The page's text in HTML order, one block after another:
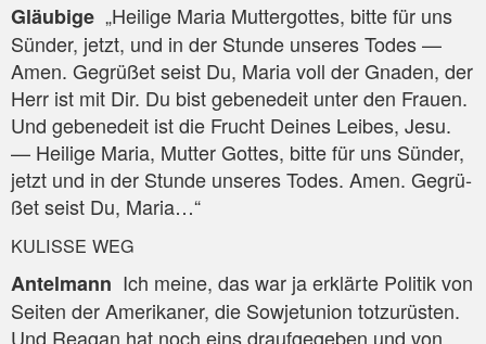
Gläu­bi­ge „Hei­li­ge Maria Mut­ter­got­tes, bit­te für uns
Sün­der, jetzt, und in der Stun­de unse­res Todes —
Amen. Gegrü­ßet seist Du, Maria voll der Gna­den, der
Herr ist mit Dir. Du bist gebe­ne­deit unter den Frau­en.
Und gebe­ne­deit ist die Frucht Dei­nes Lei­bes, Jesu.
— Hei­li­ge Maria, Mut­ter Got­tes, bit­te für uns Sün­der,
jetzt und in der Stun­de unse­res Todes. Amen. Gegrü­
ßet seist Du, Maria…“
KULISSE WEG
Antel­mann Ich mei­ne, das war ja erklär­te Poli­tik von
Sei­ten der Ame­ri­ka­ner, die Sowjet­uni­on tot­zu­rüs­ten.
Und Rea­gan hat noch eins drauf­ge­ge­ben und von